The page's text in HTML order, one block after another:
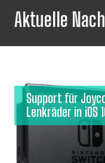
Aktuelle
Support für
Lenkräder in iOS